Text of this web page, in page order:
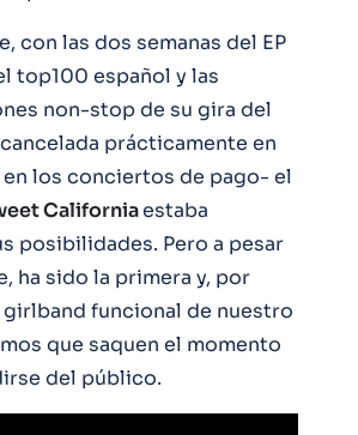
con las dos semanas del EP
top100 español y las
non-stop de su gira del
prácticamente en
los conciertos de pago- el
Californiaestaba
posibilidades. Pero a pesar
ha sido la primera y, por
girlband funcional de nuestro
que saquen el momento
del público.